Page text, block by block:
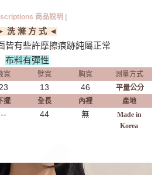
商品說明 |
洗 滌 方 式 ◄
皆有些許摩擦痕跡純屬正常
布料有彈性
寬 臂寬 胸寬
測量方式
23 13 46
平量公分
擺 全長 內裡 產地
-- 44 無
Made in
Korea